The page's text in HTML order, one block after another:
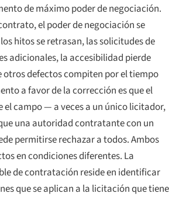
de máximo poder de negociación.
el poder de negociación se
hitos se retrasan, las solicitudes de
adicionales, la accesibilidad pierde
defectos compiten por el tiempo
a favor de la corrección es que el
el campo — a veces a un único licitador,
una autoridad contratante con un
permitirse rechazar a todos. Ambos
en condiciones diferentes. La
de contratación reside en identificar
que se aplican a la licitación que tiene